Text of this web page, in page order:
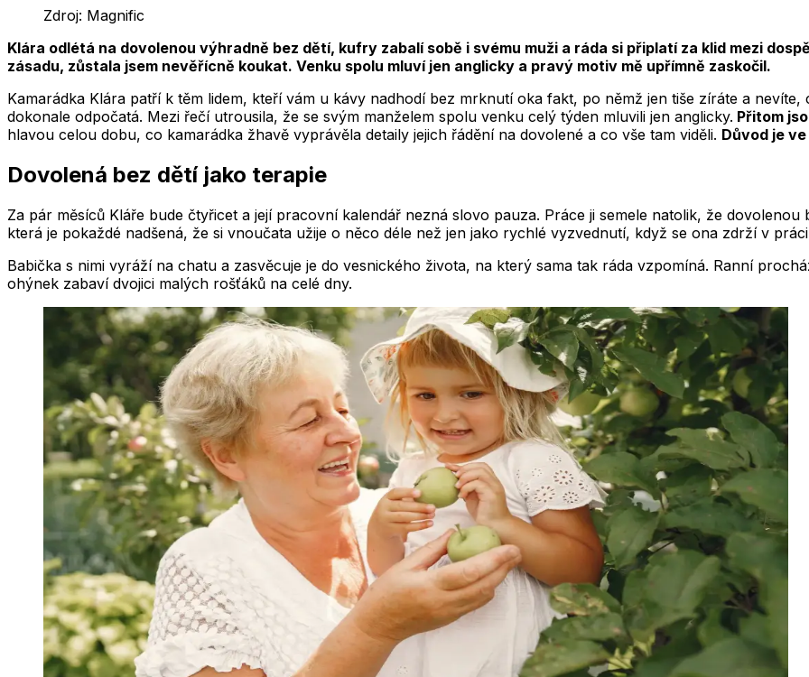
Zdroj: Magnific
Klára odlétá na dovolenou výhradně bez dětí, kufry zabalí sobě i svému muži a ráda si připlatí za klid mezi
zásadu, zůstala jsem nevěřícně koukat. Venku spolu mluví jen anglicky a pravý motiv mě upřímně zaskočil.
Kamarádka Klára patří k těm lidem, kteří vám u kávy nadhodí bez mrknutí oka fakt, po němž jen tiše zíráte a
dokonale odpočatá. Mezi řečí utrousila, že se svým manželem spolu venku celý týden mluvili jen anglicky. Přitom
hlavou celou dobu, co kamarádka žhavě vyprávěla detaily jejich řádění na dovolené a co vše tam viděli. Důvod je
Dovolená bez dětí jako terapie
Za pár měsíců Kláře bude čtyřicet a její pracovní kalendář nezná slovo pauza. Práce ji semele natolik, že
která je pokaždé nadšená, že si vnoučata užije o něco déle než jen jako rychlé vyzvednutí, když se ona zdrží v
Babička s nimi vyráží na chatu a zasvěcuje je do vesnického života, na který sama tak ráda vzpomíná. Ranní
ohýnek zabaví dvojici malých rošťáků na celé dny.